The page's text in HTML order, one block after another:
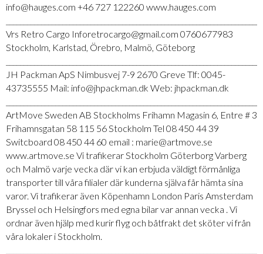
info@hauges.com +46 727 122260 www.hauges.com
Vrs Retro Cargo Inforetrocargo@gmail.com 0760677983
Stockholm, Karlstad, Örebro, Malmö, Göteborg
JH Packman ApS Nimbusvej 7-9 2670 Greve Tlf: 0045-
43735555 Mail: info@jhpackman.dk Web: jhpackman.dk
ArtMove Sweden AB Stockholms Frihamn Magasin 6, Entre # 3
Frihamnsgatan 58 115 56 Stockholm Tel 08 450 44 39
Switcboard 08 450 44 60 email : marie@artmove.se
www.artmove.se Vi trafikerar Stockholm Göterborg Varberg
och Malmö varje vecka där vi kan erbjuda väldigt förmånliga
transporter till våra filialer där kunderna själva får hämta sina
varor. Vi trafikerar även Köpenhamn London Paris Amsterdam
Bryssel och Helsingfors med egna bilar var annan vecka . Vi
ordnar även hjälp med kurir flyg och båtfrakt det sköter vi från
våra lokaler i Stockholm.